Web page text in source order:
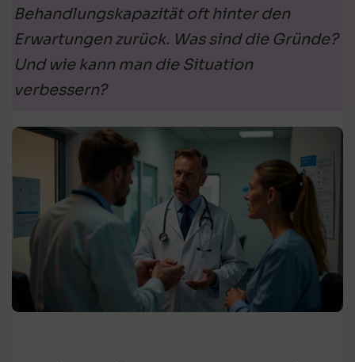
Behandlungskapazität oft hinter den
Erwartungen zurück. Was sind die Gründe?
Und wie kann man die Situation
verbessern?